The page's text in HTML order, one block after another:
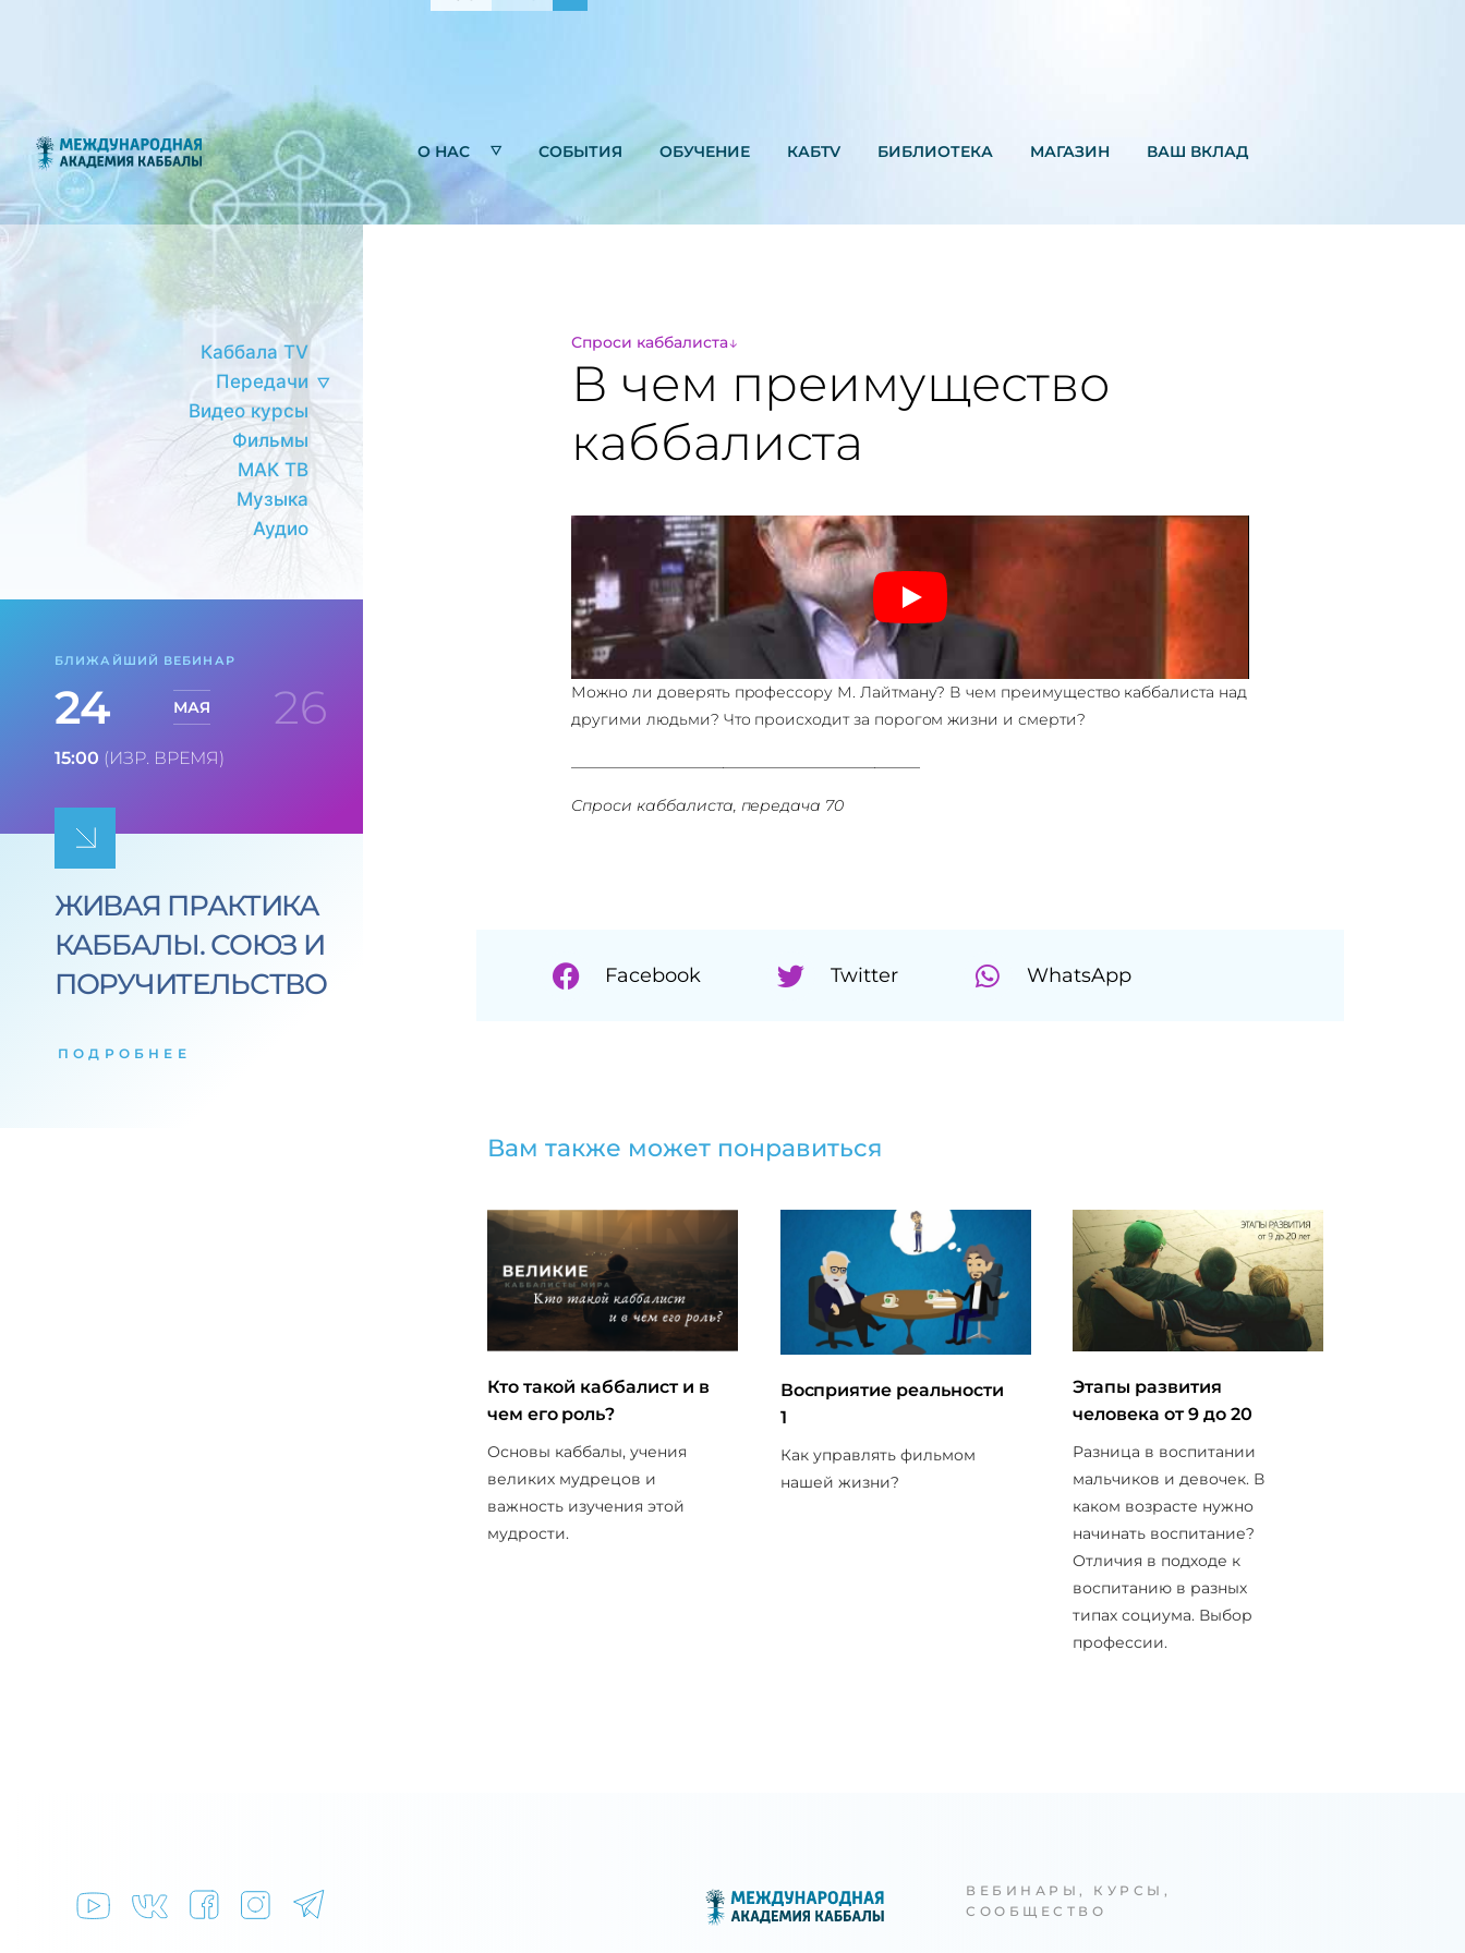
О НАС СОБЫТИЯ ОБУЧЕНИЕ КАБTV БИБЛИОТЕКА MАГАЗИН ВАШ ВКЛАД
Каббала TV
Передачи
Видео курсы
Фильмы
МАК ТВ
Музыка
Аудио
БЛИЖАЙШИЙ ВЕБИНАР
24 МАЯ 26
15:00 (ИЗР. ВРЕМЯ)
ЖИВАЯ ПРАКТИКА
КАББАЛЫ. СОЮЗ И
ПОРУЧИТЕЛЬСТВО
ПОДРОБНЕЕ
Спроси каббалиста
В чем преимущество
каббалиста
Можно ли доверять профессору М. Лайтману? В чем преимущество каббалиста над
другими людьми? Что происходит за порогом жизни и смерти?
Спроси каббалиста, передача 70
Facebook Twitter WhatsApp
Вам также может понравиться
Кто такой каббалист и в
чем его роль?
Основы каббалы, учения
великих мудрецов и
важность изучения этой
мудрости.
Восприятие реальности
1
Как управлять фильмом
нашей жизни?
Этапы развития
человека от 9 до 20
Разница в воспитании
мальчиков и девочек. В
каком возрасте нужно
начинать воспитание?
Отличия в подходе к
воспитанию в разных
типах социума. Выбор
профессии.
ВЕБИНАРЫ, КУРСЫ,
СООБЩЕСТВО